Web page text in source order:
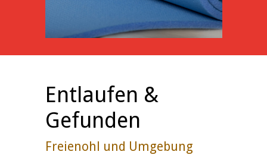
Entlaufen &
Gefunden
Freienohl und Umgebung